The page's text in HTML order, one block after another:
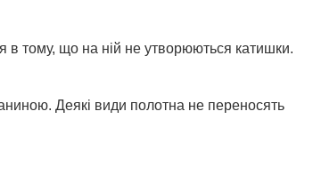
в тому, що на ній не утворюються катишки.
Деякі види полотна не переносять